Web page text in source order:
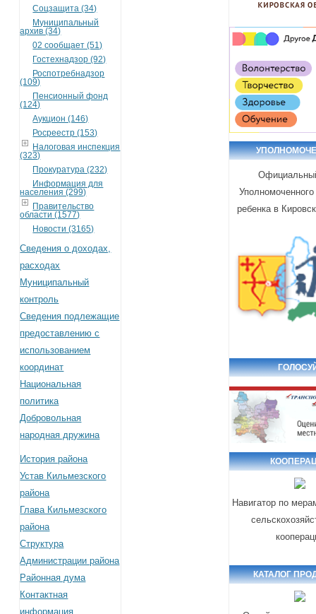
Соцзащита (34)
Муниципальный
архив (34)
02 сообщает (51)
Гостехнадзор (92)
Роспотребнадзор
(109)
Пенсионный фонд
(124)
Аукцион (146)
Росреестр (153)
Налоговая инспекция
(323)
Прокуратура (232)
Информация для
населения (299)
Правительство
области (1577)
Новости (3165)
Сведения о доходах,
расходах
Муниципальный
контроль
Сведения подлежащие
предоставлению с
использованием
координат
Национальная
политика
Добровольная
народная дружина
История района
Устав Кильмезского
района
Глава Кильмезского
района
Структура
Администрации района
Районная дума
Контактная
информация
ребенка в
Навигатор по
КАТАЛОГ